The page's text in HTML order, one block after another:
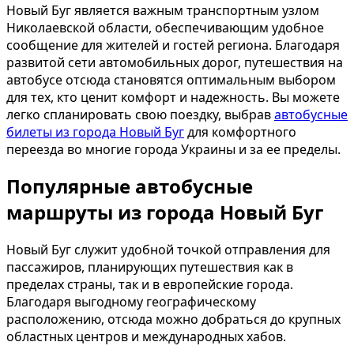
Новый Буг является важным транспортным узлом
Николаевской области, обеспечивающим удобное
сообщение для жителей и гостей региона. Благодаря
развитой сети автомобильных дорог, путешествия на
автобусе отсюда становятся оптимальным выбором
для тех, кто ценит комфорт и надежность. Вы можете
легко спланировать свою поездку, выбрававтобусные
билеты из города Новый Бугдля комфортного
переезда во многие города Украины и за ее пределы.
Популярные автобусные
маршруты из города Новый Буг
Новый Буг служит удобной точкой отправления для
пассажиров, планирующих путешествия как в
пределах страны, так и в европейские города.
Благодаря выгодному географическому
расположению, отсюда можно добраться до крупных
областных центров и международных хабов.